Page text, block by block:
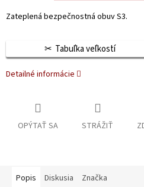
Zateplená bezpečnostná obuv S3.
Tabuľka veľkostí
Detailné informácie
OPÝTAŤ SA STRÁŽIŤ
Popis Diskusia Značka